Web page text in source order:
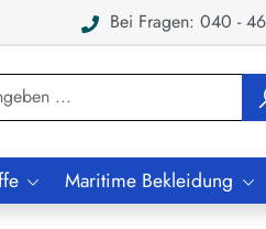
Bei Fragen: 040 -
Maritime Bekleidung